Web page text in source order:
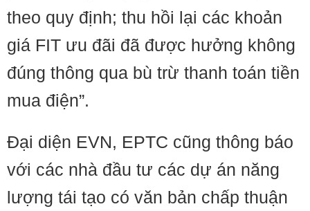
theo quy định; thu hồi lại các khoản
giá FIT ưu đãi đã được hưởng không
đúng thông qua bù trừ thanh toán tiền
mua điện”.
Đại diện EVN, EPTC cũng thông báo
với các nhà đầu tư các dự án năng
lượng tái tạo có văn bản chấp thuận